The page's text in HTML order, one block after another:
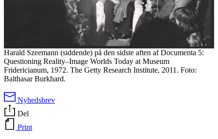
Harald Szeemann (siddende) på den sidste aften af Documenta 5:
Questioning Reality–Image Worlds Today at Museum
Fridericianum, 1972. The Getty Research Institute, 2011. Foto:
Balthasar Burkhard.
Nyhedsbrev
Del
Print